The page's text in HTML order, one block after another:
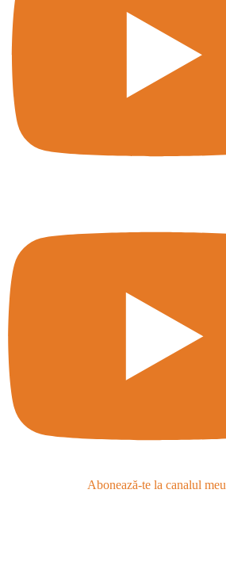
Abonează-te la canalul meu